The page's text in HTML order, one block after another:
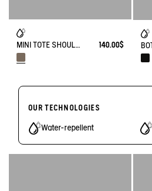
MINI TOTE SHOULDER BAG (4L) - NEIGHBORHOOD 140.00$
OUR TECHNOLOGIES
Water-repellent